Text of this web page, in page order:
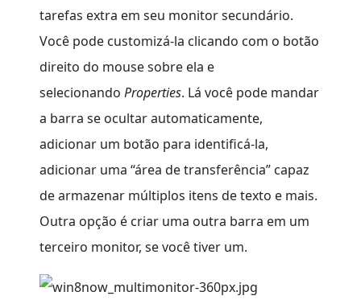
tarefas extra em seu monitor secundário.
Você pode customizá-la clicando com o botão
direito do mouse sobre ela e
selecionandoProperties. Lá você pode mandar
a barra se ocultar automaticamente,
adicionar um botão para identificá-la,
adicionar uma “área de transferência” capaz
de armazenar múltiplos itens de texto e mais.
Outra opção é criar uma outra barra em um
terceiro monitor, se você tiver um.